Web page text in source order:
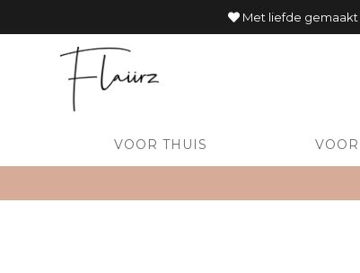
Met liefde gemaakt
VOOR THUIS